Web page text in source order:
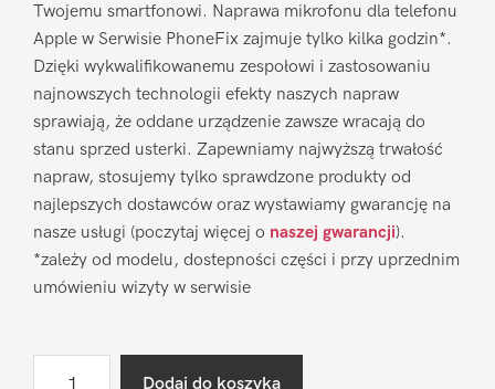
Twojemu smartfonowi. Naprawa mikrofonu dla telefonu
Apple w Serwisie PhoneFix zajmuje tylko kilka godzin*.
Dzięki wykwalifikowanemu zespołowi i zastosowaniu
najnowszych technologii efekty naszych napraw
sprawiają, że oddane urządzenie zawsze wracają do
stanu sprzed usterki. Zapewniamy najwyższą trwałość
napraw, stosujemy tylko sprawdzone produkty od
najlepszych dostawców oraz wystawiamy gwarancję na
nasze usługi (poczytaj więcej o naszej gwarancji).
*zależy od modelu, dostepności części i przy uprzednim
umówieniu wizyty w serwisie
Dodaj do koszyka